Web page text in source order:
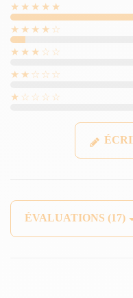
★★★★★
★★★★☆
★★★☆☆
★★☆☆☆
★☆☆☆☆
ÉVALUATIONS (17)